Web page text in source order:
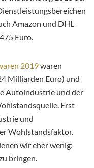
Amazon und DHL
Euro.
2019waren
Milliarden Euro) und
Autoindustrie und der
Erst
und
Wohlstandsfaktor.
wir eher wenig:
bringen.